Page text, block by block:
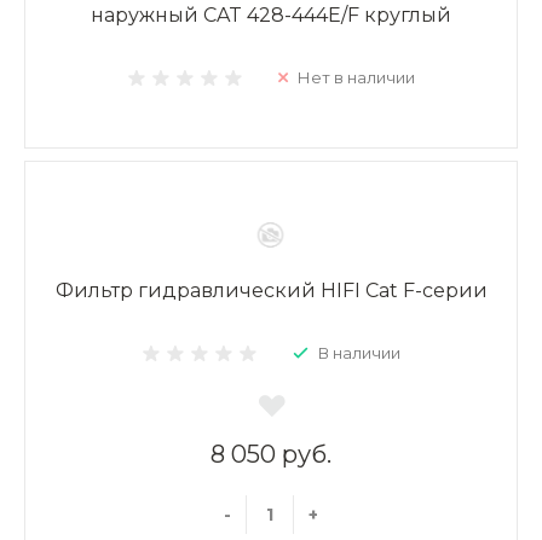
наружный CAT 428-444E/F круглый
Нет в наличии
Фильтр гидравлический HIFI Cat F-серии
В наличии
8 050 руб.
- +